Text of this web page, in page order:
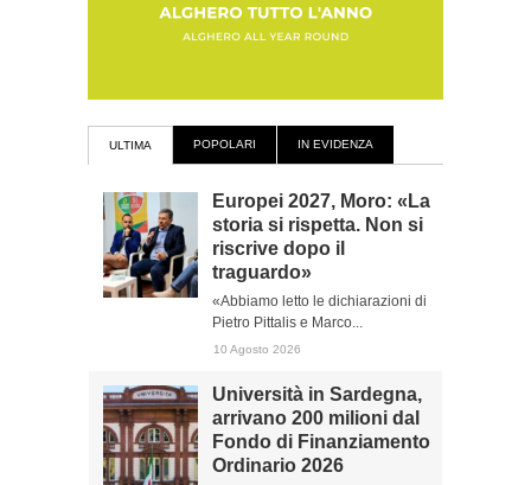
ULTIMA POPOLARI IN EVIDENZA
Europei 2027, Moro: «La
storia si rispetta. Non si
riscrive dopo il
traguardo»
«Abbiamo letto le dichiarazioni di
Pietro Pittalis e Marco...
10 Agosto 2026
Università in Sardegna,
arrivano 200 milioni dal
Fondo di Finanziamento
Ordinario 2026